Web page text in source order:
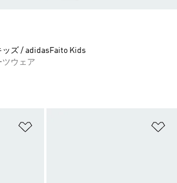
ズ / adidasFaito Kids
ツウェア